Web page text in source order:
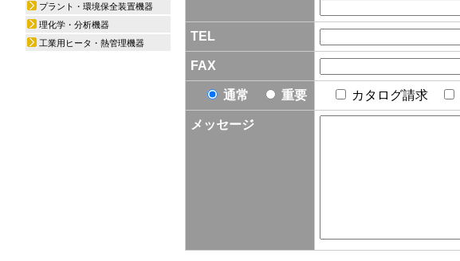
TEL
FAX
通常 重要 カタログ請求
メッセージ
プラント・環境保全装置機器
理化学・分析機器
工業用ヒータ・熱管理機器